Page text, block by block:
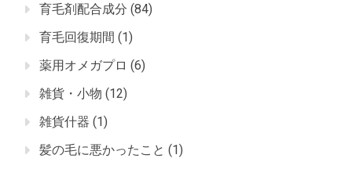
育毛剤配合成分 (84)
育毛回復期間 (1)
薬用オメガプロ (6)
雑貨・小物 (12)
雑貨什器 (1)
髪の毛に悪かったこと (1)